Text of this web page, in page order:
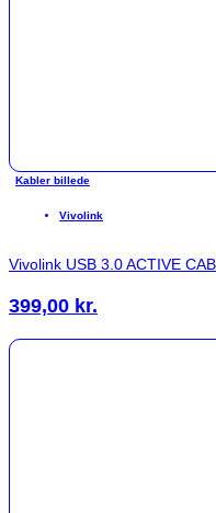
Kabler billede
Vivolink
Vivolink USB 3.0 ACTIVE
399,00 kr.